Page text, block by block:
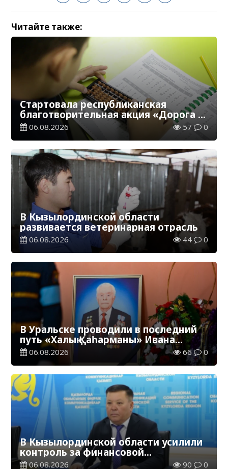
Читайте также:
Стартовала республиканская
благотворительная акция «Дорога в
школу»
06.08.2026 57 0
В Кызылординской области
развивается ветеринарная отрасль
06.08.2026 44 0
В Уральске проводили в последний
путь «Халық Қаһарманы» Ивана
Степановича Гапича
06.08.2026 66 0
В Кызылординской области усилили
контроль за финансовой
дисциплиной
06.08.2026 90 0